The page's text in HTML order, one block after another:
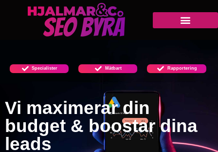
Specialister Mätbart Rapportering
Vi maximerar din
budget & boostar dina
leads